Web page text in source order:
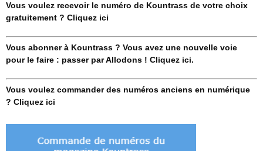
Vous voulez recevoir le numéro de Kountrass de votre choix
gratuitement ? Cliquez ici
Vous abonner à Kountrass ? Vous avez une nouvelle voie
pour le faire : passer par Allodons ! Cliquez ici.
Vous voulez commander des numéros anciens en numérique
? Cliquez ici